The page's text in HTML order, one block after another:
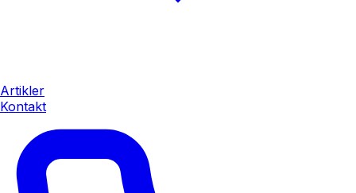
Artikler
Kontakt